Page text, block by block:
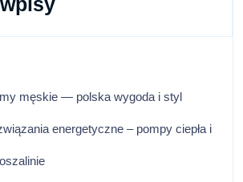
męskie — polska wygoda i styl
energetyczne – pompy ciepła i